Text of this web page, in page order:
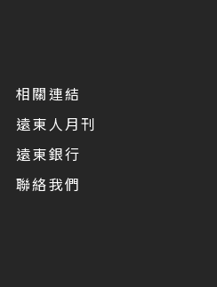
相關連結
遠東人月刊
遠東銀行
聯絡我們